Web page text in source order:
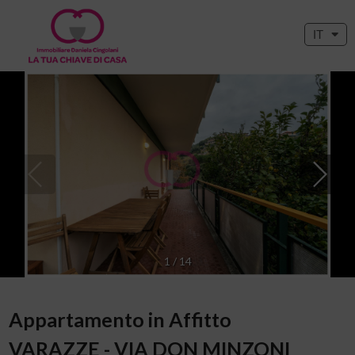
IT
1 / 14
Appartamento in Affitto
VARAZZE - VIA DON MINZONI